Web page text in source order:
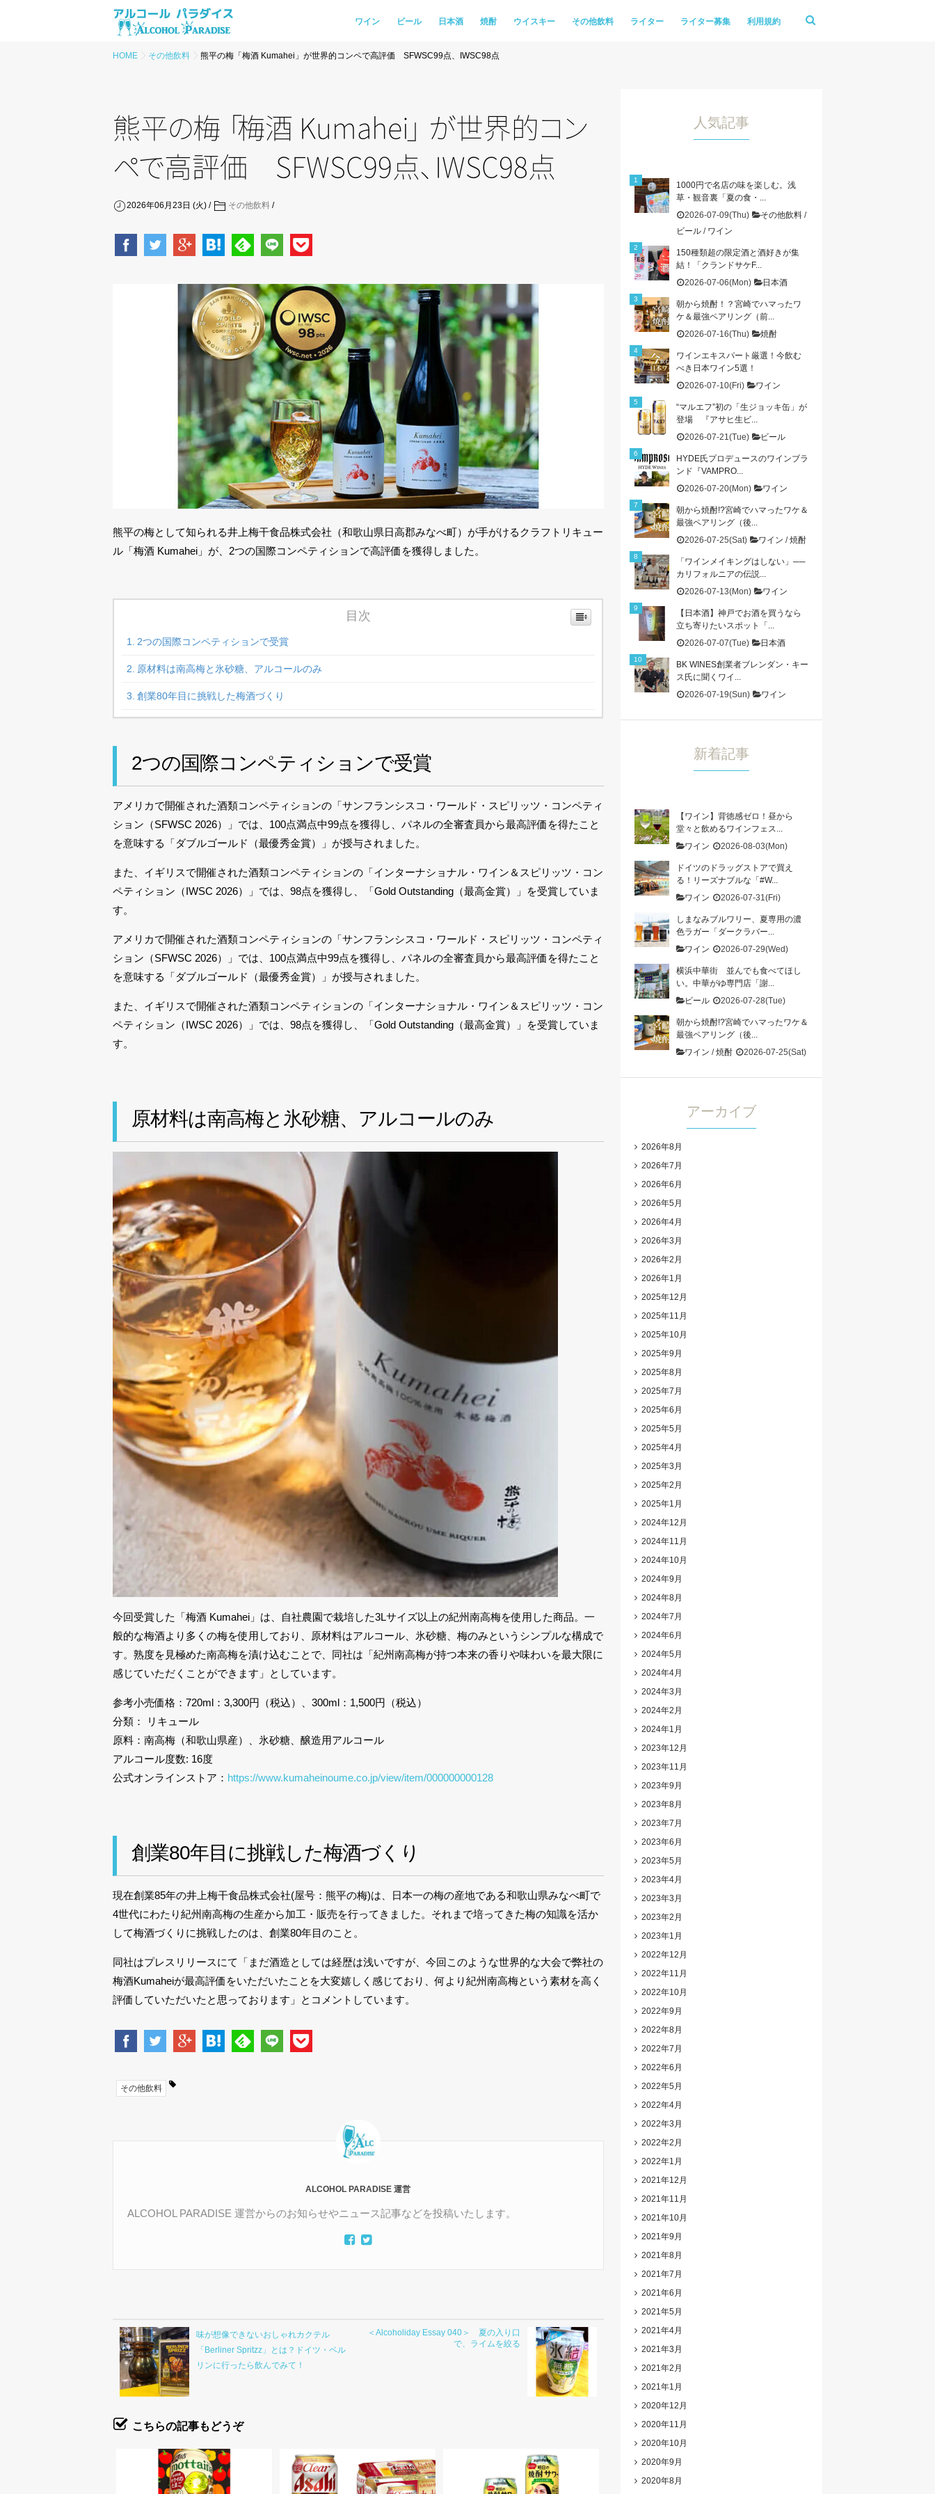
ワイン ビール 日本酒 焼酎 ウイスキー その他飲料 ライター ライター募集 利用規約
HOME その他飲料 熊平の梅「梅酒 Kumahei」が世界的コンペで高評価 SFWSC99点、IWSC98点
熊平の梅「梅酒 Kumahei」 が世界的コ ン
ペで高評価 SFWSC99 点、 IWSC98点
2026年06月23日 (火) その他飲料
熊平の梅として知られる井上梅干食品株式会社（和歌山県日高郡みなべ町）が手がけるクラフトリキュー
ル「梅酒 Kumahei」が、2つの国際コンペティションで高評価を獲得しました。
目次
2つの国際コンペティションで受賞
原材料は南高梅と氷砂糖、アルコールのみ
創業80年目に挑戦した梅酒づくり
2つの国際コンペティションで受賞
アメリカで開催された酒類コンペティションの「サンフランシスコ・ワールド・スピリッツ・コンペティ
ション（SFWSC 2026）」では、100点満点中99点を獲得し、パネルの全審査員から最高評価を得たこと
を意味する「ダブルゴールド（最優秀金賞）」が授与されました。
また、イギリスで開催された酒類コンペティションの「インターナショナル・ワイン＆スピリッツ・コン
ペティション（IWSC 2026）」では、98点を獲得し、「Gold Outstanding（最高金賞）」を受賞していま
す。
アメリカで開催された酒類コンペティションの「サンフランシスコ・ワールド・スピリッツ・コンペティ
ション（SFWSC 2026）」では、100点満点中99点を獲得し、パネルの全審査員から最高評価を得たこと
を意味する「ダブルゴールド（最優秀金賞）」が授与されました。
また、イギリスで開催された酒類コンペティションの「インターナショナル・ワイン＆スピリッツ・コン
ペティション（IWSC 2026）」では、98点を獲得し、「Gold Outstanding（最高金賞）」を受賞していま
す。
原材料は南高梅と氷砂糖、アルコールのみ
今回受賞した「梅酒 Kumahei」は、自社農園で栽培した3Lサイズ以上の紀州南高梅を使用した商品。一
般的な梅酒より多くの梅を使用しており、原材料はアルコール、氷砂糖、梅のみというシンプルな構成で
す。熟度を見極めた南高梅を漬け込むことで、同社は「紀州南高梅が持つ本来の香りや味わいを最大限に
感じていただくことができます」としています。
参考小売価格：720ml：3,300円（税込）、300ml：1,500円（税込）
分類： リキュール
原料：南高梅（和歌山県産）、氷砂糖、醸造用アルコール
アルコール度数: 16度
公式オンラインストア： https://www.kumaheinoume.co.jp/view/item/000000000128
創業80年目に挑戦した梅酒づくり
現在創業85年の井上梅干食品株式会社(屋号：熊平の梅)は、日本一の梅の産地である和歌山県みなべ町で
4世代にわたり紀州南高梅の生産から加工・販売を行ってきました。それまで培ってきた梅の知識を活か
して梅酒づくりに挑戦したのは、創業80年目のこと。
同社はプレスリリースにて「まだ酒造としては経歴は浅いですが、今回このような世界的な大会で弊社の
梅酒Kumaheiが最高評価をいただいたことを大変嬉しく感じており、何より紀州南高梅という素材を高く
評価していただいたと思っております」とコメントしています。
その他飲料
ALCOHOL PARADISE 運営
ALCOHOL PARADISE 運営からのお知らせやニュース記事などを投稿いたします。
味が想像できないおしゃれカクテル
「Berliner Spritzz」とは？ドイツ・ベル
リンに行ったら飲んでみて！
＜Alcoholiday Essay 040＞ 夏の入り口
で、ライムを絞る
こちらの記事もどうぞ
人気記事
1000円で名店の味を楽しむ。浅
草・観音裏「夏の食・...
2026-07-09(Thu)
その他飲料 /
ビール / ワイン
150種類超の限定酒と酒好きが集
結！「クランドサケF...
2026-07-06(Mon)
日本酒
朝から焼酎！？宮崎でハマったワ
ケ＆最強ペアリング（前...
2026-07-16(Thu)
焼酎
ワインエキスパート厳選！今飲む
べき日本ワイン5選！
2026-07-10(Fri)
ワイン
“マルエフ”初の「生ジョッキ缶」が
登場 『アサヒ生ビ...
2026-07-21(Tue)
ビール
HYDE氏プロデュースのワインブラ
ンド『VAMPRO...
2026-07-20(Mon)
ワイン
朝から焼酎!?宮崎でハマったワケ＆
最強ペアリング（後...
2026-07-25(Sat)
ワイン /焼酎
「ワインメイキングはしない」──
カリフォルニアの伝説...
2026-07-13(Mon)
ワイン
【日本酒】神戸でお酒を買うなら
立ち寄りたいスポット「...
2026-07-07(Tue)
日本酒
BK WINES創業者ブレンダン・キー
ス氏に聞くワイ...
2026-07-19(Sun)
ワイン
新着記事
【ワイン】背徳感ゼロ！昼から
堂々と飲めるワインフェス...
ワイン
2026-08-03(Mon)
ドイツのドラッグストアで買え
る！リーズナブルな「#W...
ワイン
2026-07-31(Fri)
しまなみブルワリー、夏専用の濃
色ラガー「ダークラバー...
ワイン
2026-07-29(Wed)
横浜中華街 並んでも食べてほし
い。中華がゆ専門店「謝...
ビール
2026-07-28(Tue)
朝から焼酎!?宮崎でハマったワケ＆
最強ペアリング（後...
ワイン /焼酎 2026-07-25(Sat)
アーカイブ
2026年8月
2026年7月
2026年6月
2026年5月
2026年4月
2026年3月
2026年2月
2026年1月
2025年12月
2025年11月
2025年10月
2025年9月
2025年8月
2025年7月
2025年6月
2025年5月
2025年4月
2025年3月
2025年2月
2025年1月
2024年12月
2024年11月
2024年10月
2024年9月
2024年8月
2024年7月
2024年6月
2024年5月
2024年4月
2024年3月
2024年2月
2024年1月
2023年12月
2023年11月
2023年9月
2023年8月
2023年7月
2023年6月
2023年5月
2023年4月
2023年3月
2023年2月
2023年1月
2022年12月
2022年11月
2022年10月
2022年9月
2022年8月
2022年7月
2022年6月
2022年5月
2022年4月
2022年3月
2022年2月
2022年1月
2021年12月
2021年11月
2021年10月
2021年9月
2021年8月
2021年7月
2021年6月
2021年5月
2021年4月
2021年3月
2021年2月
2021年1月
2020年12月
2020年11月
2020年10月
2020年9月
2020年8月